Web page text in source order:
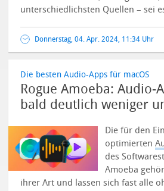
unterschiedlichsten Quellen – sei
Donnerstag, 04. Apr. 2024, 11:34 Uhr
Die besten Audio-Apps für macOS
Rogue Amoeba: Audio-
bald deutlich weniger
Die für den
optimierten
des
Amoeba
ihrer Art und lassen sich fast alle